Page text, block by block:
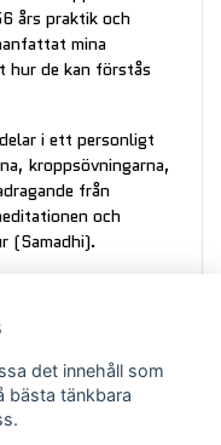
års praktik och
mina
hur de kan förstås
i ett personligt
kroppsövningarna,
från
och
(Samadhi).
om vår egen sanna
lycka. Det är
1992 varit
en modern yogi.
det innehåll som
bästa tänkbara